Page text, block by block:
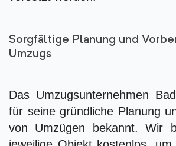
Sorgfältige Planung und
Umzugs
Das Umzugsunternehmen
für seine gründliche Planung
von Umzügen bekannt. Wir